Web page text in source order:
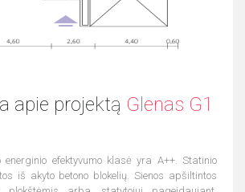
apie projektą Glenas G1
efektyvumo klasė yra A++. Statinio
iš akyto betono blokelių. Sienos apšiltintos